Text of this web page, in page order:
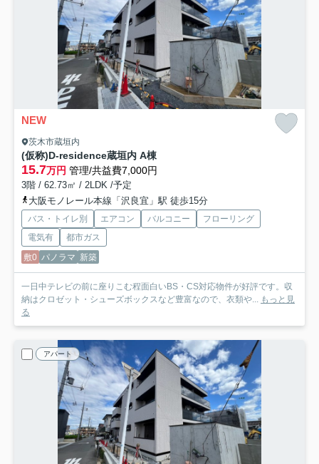
NEW
茨木市蔵垣内
(仮称)D-residence蔵垣内 A棟
15.7万円 管理/共益費7,000円
3階 / 62.73㎡ / 2LDK /予定
大阪モノレール本線「沢良宜」駅 徒歩15分
バス・トイレ別 エアコン バルコニー
フローリング
電気有
都市ガス
敷0 パノラマ 新築
一日中テレビの前に座りこむ程面白いBS・CS対応物件が好評です。収
納はクロゼット・シューズボックスなど豊富なので、衣類や... もっと見
る
アパート